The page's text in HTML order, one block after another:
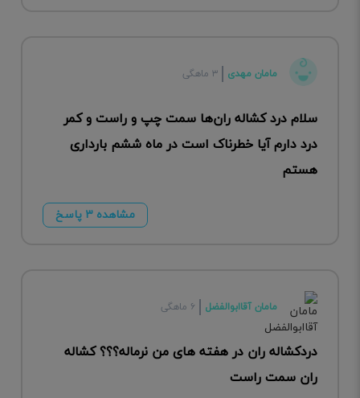
مامان مهدی ۳ ماهگی
سلام درد کشاله ران‌ها سمت چپ و راست و کمر
درد دارم‌ آیا خطرناک است در ماه ششم بارداری
هستم
مشاهده ۳ پاسخ
مامان آقاابوالفضل ۶ ماهگی
دردکشاله ران در هفته های من نرماله؟؟؟ کشاله
ران سمت راست